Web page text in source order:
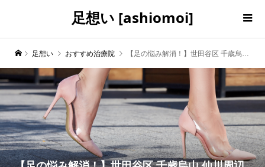
足想い [ashiomoi]
足想い おすすめ治療院 【足の悩み解消！】世田谷区 千歳烏山 仙川周辺で足の治療が得意な治療院5選